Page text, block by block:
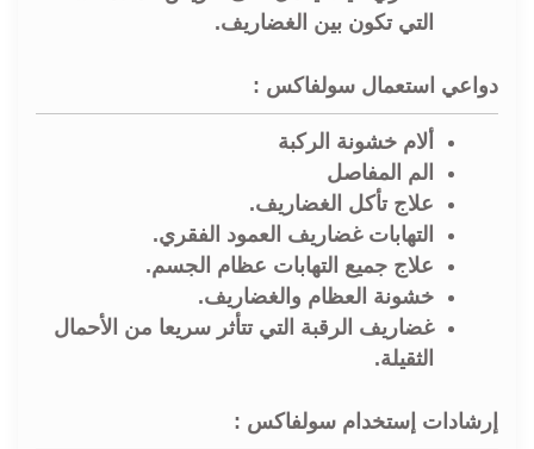
التي تكون بين الغضاريف.
دواعي استعمال سولفاكس :
ألام خشونة الركبة
الم المفاصل
علاج تأكل الغضاريف.
التهابات غضاريف العمود الفقري.
علاج جميع التهابات عظام الجسم.
خشونة العظام والغضاريف.
غضاريف الرقبة التي تتأثر سريعا من الأحمال
الثقيلة.
إرشادات إستخدام سولفاكس :